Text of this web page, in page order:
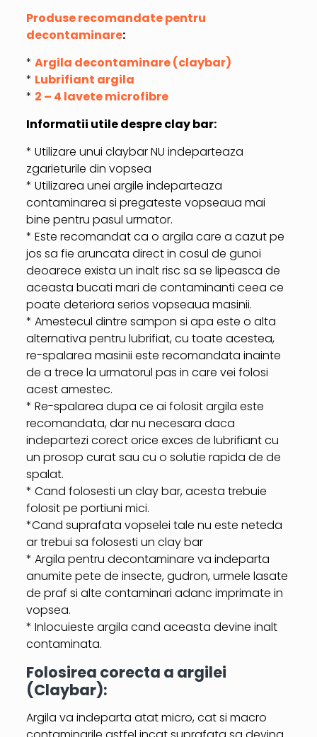
Produse recomandate pentru
decontaminare:
* Argila decontaminare (claybar)
* Lubrifiant argila
* 2 – 4 lavete microfibre
Informatii utile despre clay bar:
* Utilizare unui claybar NU indeparteaza
zgarieturile din vopsea
* Utilizarea unei argile indeparteaza
contaminarea si pregateste vopseaua mai
bine pentru pasul urmator.
* Este recomandat ca o argila care a cazut pe
jos sa fie aruncata direct in cosul de gunoi
deoarece exista un inalt risc sa se lipeasca de
aceasta bucati mari de contaminanti ceea ce
poate deteriora serios vopseaua masinii.
* Amestecul dintre sampon si apa este o alta
alternativa pentru lubrifiat, cu toate acestea,
re-spalarea masinii este recomandata inainte
de a trece la urmatorul pas in care vei folosi
acest amestec.
* Re-spalarea dupa ce ai folosit argila este
recomandata, dar nu necesara daca
indepartezi corect orice exces de lubrifiant cu
un prosop curat sau cu o solutie rapida de de
spalat.
* Cand folosesti un clay bar, acesta trebuie
folosit pe portiuni mici.
*Cand suprafata vopselei tale nu este neteda
ar trebui sa folosesti un clay bar
* Argila pentru decontaminare va indeparta
anumite pete de insecte, gudron, urmele lasate
de praf si alte contaminari adanc imprimate in
vopsea.
* Inlocuieste argila cand aceasta devine inalt
contaminata.
Folosirea corecta a argilei
(Claybar):
Argila va indeparta atat micro, cat si macro